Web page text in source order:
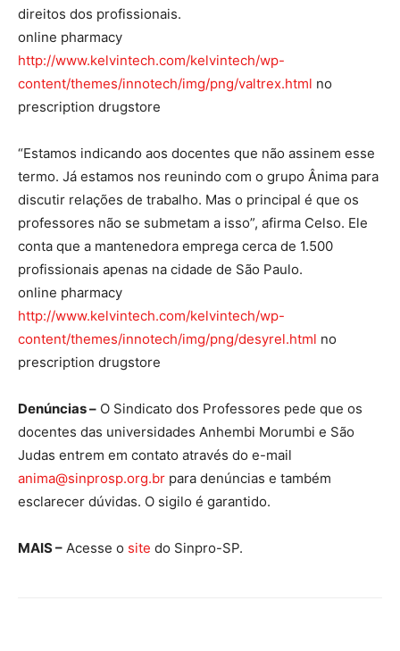
direitos dos profissionais.
online pharmacy
http://www.kelvintech.com/kelvintech/wp-
content/themes/innotech/img/png/valtrex.html no
prescription drugstore
“Estamos indicando aos docentes que não assinem esse
termo. Já estamos nos reunindo com o grupo Ânima para
discutir relações de trabalho. Mas o principal é que os
professores não se submetam a isso”, afirma Celso. Ele
conta que a mantenedora emprega cerca de 1.500
profissionais apenas na cidade de São Paulo.
online pharmacy
http://www.kelvintech.com/kelvintech/wp-
content/themes/innotech/img/png/desyrel.html no
prescription drugstore
Denúncias – O Sindicato dos Professores pede que os
docentes das universidades Anhembi Morumbi e São
Judas entrem em contato através do e-mail
anima@sinprosp.org.br para denúncias e também
esclarecer dúvidas. O sigilo é garantido.
MAIS – Acesse o site do Sinpro-SP.